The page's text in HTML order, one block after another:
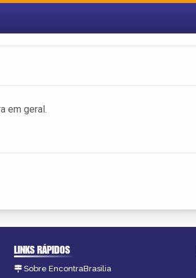
em geral.
LINKS RÁPIDOS
Sobre EncontraBrasilia